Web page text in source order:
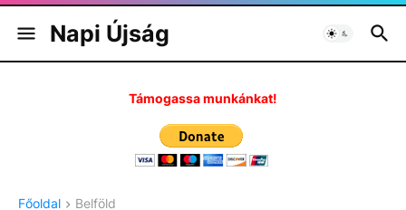
Napi Újság
Támogassa munkánkat!
Főoldal Belföld